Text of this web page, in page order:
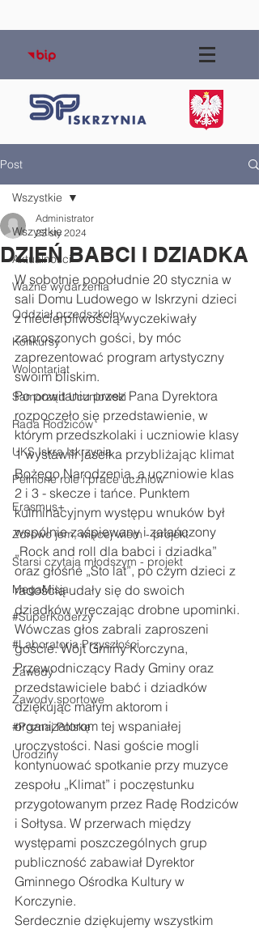
Post
Wszystkie
Aktualności
Ważne wydarzenia
Oddział przedszkolny
Konkursy
Wolontariat
Samorząd Uczniowski
Rada Rodziców
UKS Iskra Iskrzynia
Pełnione role i prace uczniów
Erasmus+
Zdrowo jem, więcej wiem - projekt
Starsi czytają młodszym - projekt
MegaMisja
#SuperKoderzy
#Laboratoria Przyszłości
Zawody
Zawody sportowe
#Poznaj Polskę
Urodziny
Wszystkie
DZIEŃ BABCI I DZIADKA
Administrator
23 sty 2024
W sobotnie popołudnie 20 stycznia w
sali Domu Ludowego w Iskrzyni dzieci
z niecierpliwością wyczekiwały
zaproszonych gości, by móc
zaprezentować program artystyczny
swoim bliskim.
Po powitaniu przez Pana Dyrektora
rozpoczęło się przedstawienie, w
którym przedszkolaki i uczniowie klasy
1 wystawili jasełka przybliżając klimat
Bożego Narodzenia, a uczniowie klas
2 i 3 - skecze i tańce. Punktem
kulminacyjnym występu wnuków był
wspólnie zaśpiewany i zatańczony
„Rock and roll dla babci i dziadka”
oraz głośne „Sto lat”, po czym dzieci z
radością udały się do swoich
dziadków wręczając drobne upominki.
Wówczas głos zabrali zaproszeni
goście: Wójt Gminy Korczyna,
Przewodniczący Rady Gminy oraz
przedstawiciele babć i dziadków
dziękując małym aktorom i
organizatorom tej wspaniałej
uroczystości. Nasi goście mogli
kontynuować spotkanie przy muzyce
zespołu „Klimat” i poczęstunku
przygotowanym przez Radę Rodziców
i Sołtysa. W przerwach między
występami poszczególnych grup
publiczność zabawiał Dyrektor
Gminnego Ośrodka Kultury w
Korczynie.
Serdecznie dziękujemy wszystkim